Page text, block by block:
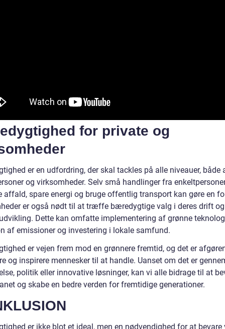
for private og
er en udfordring, der skal tackles på alle niveauer, både
og virksomheder. Selv små handlinger fra
affald, spare energi og bruge offentlig transport kan gøre en
er også nødt til at træffe bæredygtige valg i deres drift og
Dette kan omfatte implementering af grønne
af emissioner og investering i lokale samfund.
er vejen frem mod en grønnere fremtid, og det er
og inspirere mennesker til at handle. Uanset om det er
politik eller innovative løsninger, kan vi alle bidrage til at
og skabe en bedre verden for fremtidige generationer.
er ikke blot et ideal, men en nødvendighed for at bevare